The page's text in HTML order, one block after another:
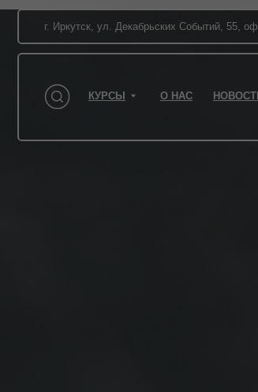
г. Иркутск, ул. Декабрьских Событий, 55, офис 502